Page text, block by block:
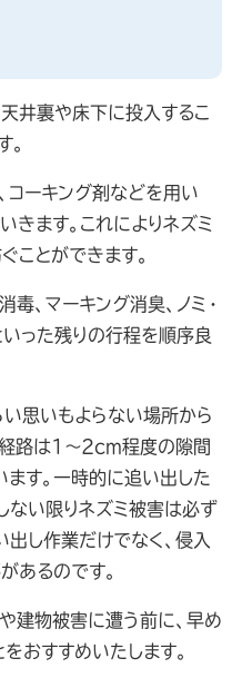
井裏や床下に投入するこ
。
コーキング剤などを用い
きます。これによりネズミ
ことができます。
、マーキング消臭、ノミ・
いった残りの行程を順序良
い思いもよらない場所から
経路は1～2cm程度の隙間
す。一時的に追い出した
ない限りネズミ被害は必ず
出し作業だけでなく、侵入
あるのです。
建物被害に遭う前に、早め
おすすめいたします。